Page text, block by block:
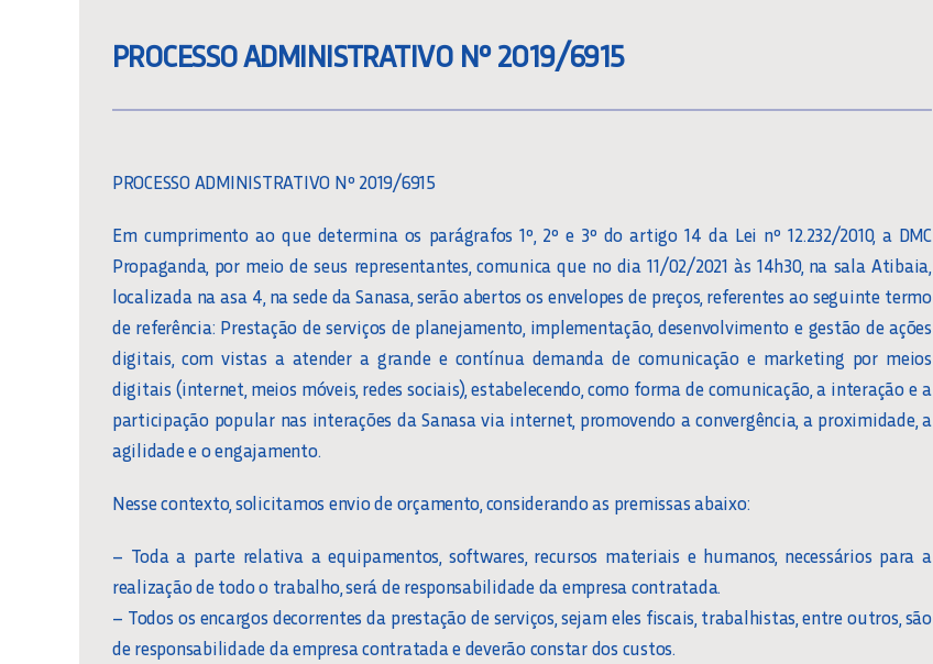
PROCESSO ADMINISTRATIVO Nº 2019/6915
PROCESSO ADMINISTRATIVO Nº 2019/6915
Em cumprimento ao que determina os parágrafos 1º, 2º e 3º do artigo 14 da Lei nº 12.232/2010, a DMC
Propaganda, por meio de seus representantes, comunica que no dia 11/02/2021 às 14h30, na sala Atibaia,
localizada na asa 4, na sede da Sanasa, serão abertos os envelopes de preços, referentes ao seguinte termo
de referência: Prestação de serviços de planejamento, implementação, desenvolvimento e gestão de ações
digitais, com vistas a atender a grande e contínua demanda de comunicação e marketing por meios
digitais (internet, meios móveis, redes sociais), estabelecendo, como forma de comunicação, a interação e a
participação popular nas interações da Sanasa via internet, promovendo a convergência, a proximidade, a
agilidade e o engajamento.
Nesse contexto, solicitamos envio de orçamento, considerando as premissas abaixo:
– Toda a parte relativa a equipamentos, softwares, recursos materiais e humanos, necessários para a
realização de todo o trabalho, será de responsabilidade da empresa contratada.
– Todos os encargos decorrentes da prestação de serviços, sejam eles fiscais, trabalhistas, entre outros, são
de responsabilidade da empresa contratada e deverão constar dos custos.